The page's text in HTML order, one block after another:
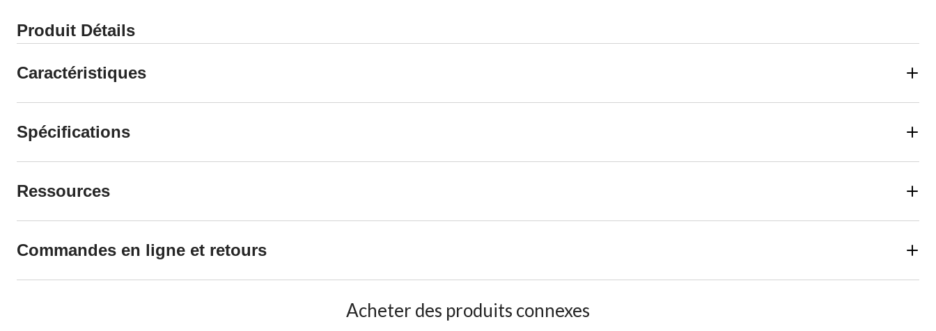
Produit Détails
Caractéristiques
Spécifications
Ressources
Commandes en ligne et retours
Acheter des produits connexes